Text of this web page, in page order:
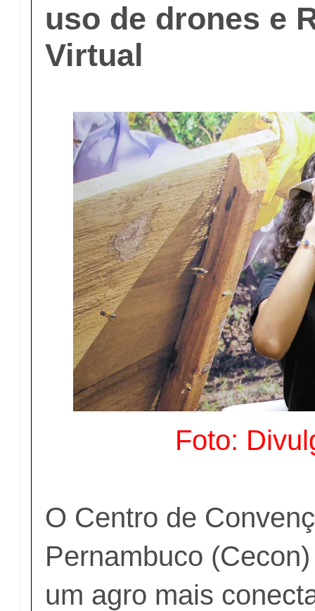
uso de drones e
Virtual
Foto:
O Centro de
Pernambuco
um agro mais